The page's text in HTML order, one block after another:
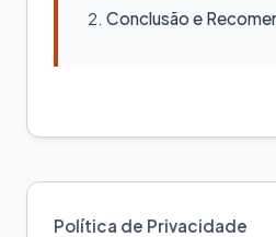
Conclusão e
Política de Privacidade